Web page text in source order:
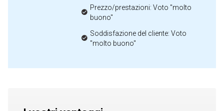
Prezzo/prestazioni: Voto "molto
buono"
Soddisfazione del cliente: Voto
"molto buono"